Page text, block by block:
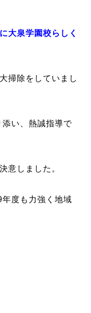
大泉学園校らしく
掃除をしていまし
い、熱誠指導で
意しました。
度も力強く地域